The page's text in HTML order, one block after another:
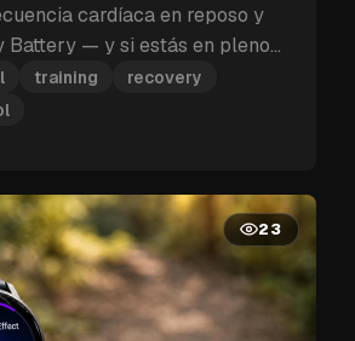
cardíaca en reposo y
Battery — y si estás en pleno
ese golpe a la
costarte más que un solo
training
recovery
23